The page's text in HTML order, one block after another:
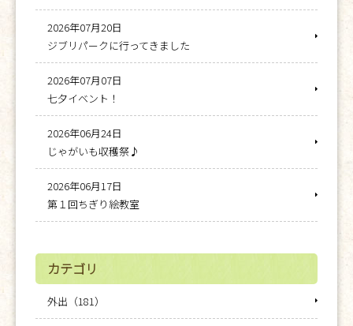
2026年07月20日
ジブリパークに行ってきました
2026年07月07日
七夕イベント！
2026年06月24日
じゃがいも収穫祭♪
2026年06月17日
第１回ちぎり絵教室
カテゴリ
外出（181）